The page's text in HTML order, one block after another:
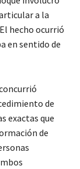
a la
hecho ocurrió
en sentido de
de
exactas que
de